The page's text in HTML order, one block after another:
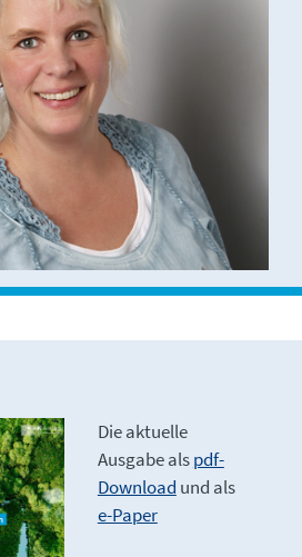
Die aktuelle
Ausgabe alspdf-
Download und als
e-Paper